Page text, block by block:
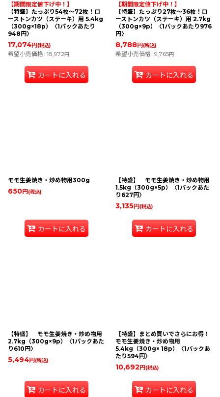
【期間限定値下げ中！】
【特盛】たっぷり54枚〜72枚！ロ
ーストンカツ（ステーキ）用 5.4kg
（300g×18p）〈1パックあたり
948円〉
17,074円 (税込)
希望小売価格: 18,972円
カートに入れる
【期間限定値下げ中！】
【特盛】たっぷり27枚〜36枚！ロ
ーストンカツ（ステーキ）用 2.7kg
（300g×9p）〈1パックあたり976
円〉
8,788円 (税込)
希望小売価格: 9,765円
カートに入れる
モモ生姜焼き・炒め物用300g
650円 (税込)
カートに入れる
【特盛】 モモ生姜焼き・炒め物用
1.5kg（300g×5p）〈1パックあた
り627円〉
3,135円 (税込)
カートに入れる
【特盛】 モモ生姜焼き・炒め物用
2.7kg（300g×9p）〈1パックあた
り610円〉
5,494円 (税込)
カートに入れる
【特盛】まとめ買いでさらにお得！
モモ生姜焼き・炒め物用
5.4kg（300g× 18p）〈1パックあ
たり594円〉
10,692 円 (税込)
カートに入れる